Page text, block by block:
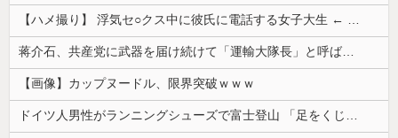
【画像】カップヌードル、限界突破ｗｗｗ